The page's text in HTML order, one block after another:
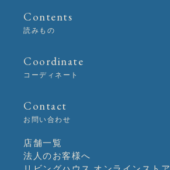
Contents
読みもの
Coordinate
コーディネート
Contact
お問い合わせ
店舗一覧
法人のお客様へ